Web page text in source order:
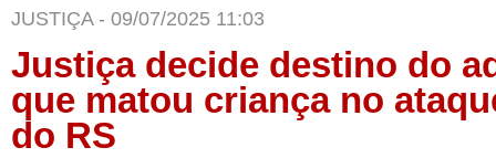
JUSTIÇA - 09/07/2025 11:03
Justiça decide destino do
que matou criança no
do RS